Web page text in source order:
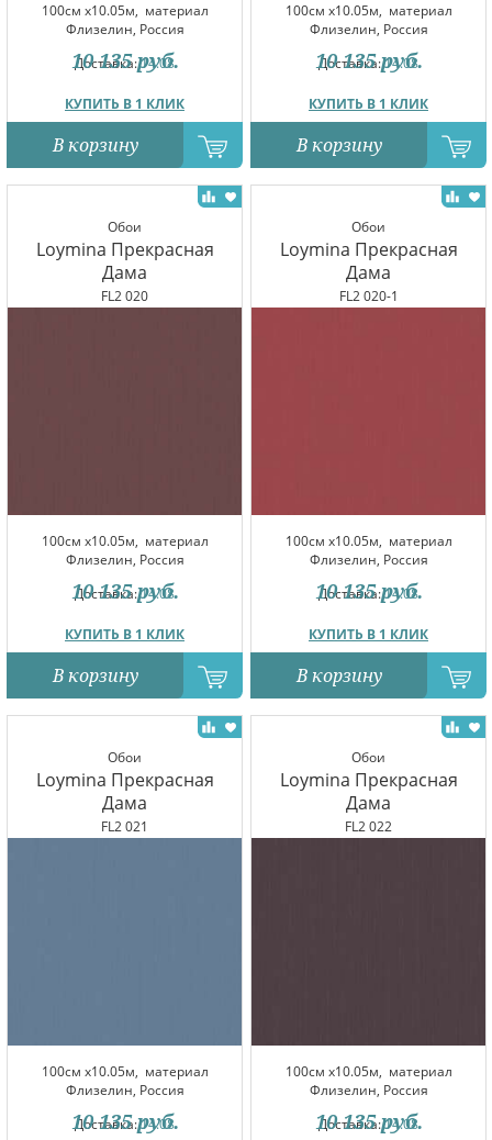
100см x10.05м, материал
Флизелин, Россия
Доставка:14.08
КУПИТЬ В 1 КЛИК
10 135 руб.
В корзину
100см x10.05м, материал
Флизелин, Россия
Доставка:14.08
КУПИТЬ В 1 КЛИК
10 135 руб.
В корзину
Обои
Loymina Прекрасная
Дама
FL2 020
100см x10.05м, материал
Флизелин, Россия
Доставка:14.08
КУПИТЬ В 1 КЛИК
10 135 руб.
В корзину
Обои
Loymina Прекрасная
Дама
FL2 020-1
100см x10.05м, материал
Флизелин, Россия
Доставка:14.08
КУПИТЬ В 1 КЛИК
10 135 руб.
В корзину
Обои
Loymina Прекрасная
Дама
FL2 021
100см x10.05м, материал
Флизелин, Россия
Доставка:14.08
10 135 руб.
Обои
Loymina Прекрасная
Дама
FL2 022
100см x10.05м, материал
Флизелин, Россия
Доставка:14.08
10 135 руб.